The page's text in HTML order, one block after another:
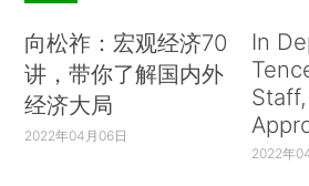
向松祚：宏观经济70
讲，带你了解国内外
经济大局
2022年04月06日
In
Staff,
2022年